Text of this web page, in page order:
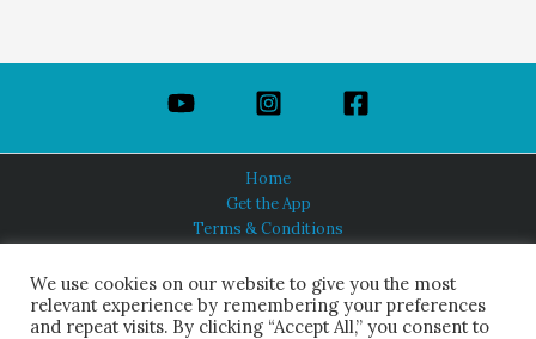
Home
Get the App
Terms & Conditions
About Us
We use cookies on our website to give you the most
relevant experience by remembering your preferences
and repeat visits. By clicking “Accept All,” you consent to